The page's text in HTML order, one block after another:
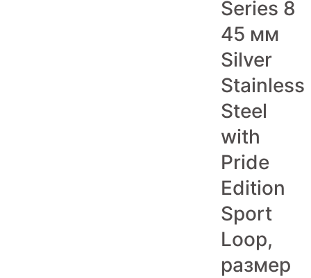
Series 8
45 мм
Silver
Stainless
Steel
with
Pride
Edition
Sport
Loop,
размер